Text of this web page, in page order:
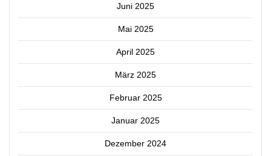
Juni 2025
Mai 2025
April 2025
März 2025
Februar 2025
Januar 2025
Dezember 2024